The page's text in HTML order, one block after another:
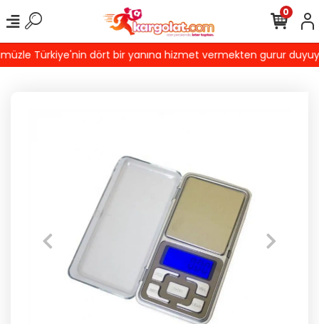
Türkiye'nin dört bir yanına hizmet vermekten gurur
0